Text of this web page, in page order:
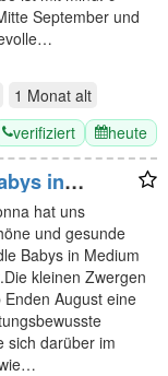
September und
1 Monat alt
verifiziert heute
in
hat uns
und gesunde
Babys in Medium
kleinen Zwergen
August eine
sich darüber im